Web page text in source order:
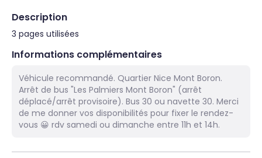
Description
3 pages utilisées
Informations complémentaires
Véhicule recommandé. Quartier Nice Mont Boron.
Arrêt de bus "Les Palmiers Mont Boron" (arrêt
déplacé/arrêt provisoire). Bus 30 ou navette 30. Merci
de me donner vos disponibilités pour fixer le rendez-
vous 😀 rdv samedi ou dimanche entre 11h et 14h.